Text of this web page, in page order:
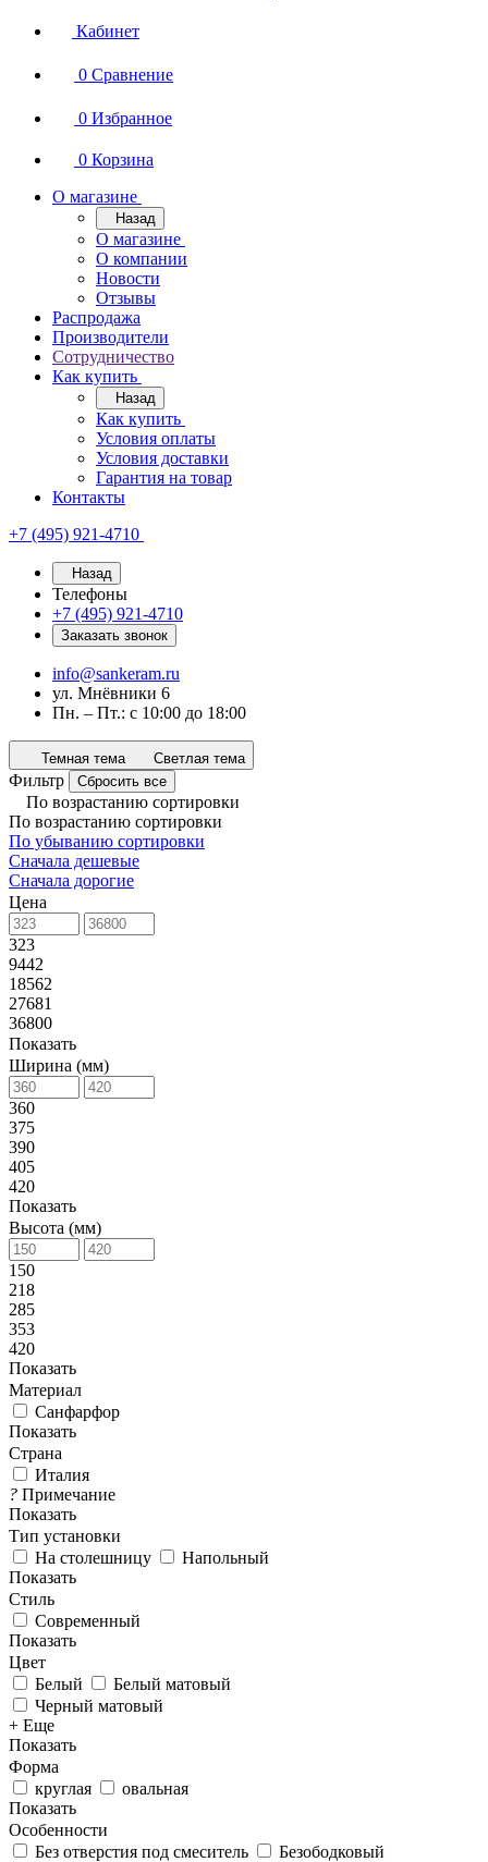
Кабинет
0 Сравнение
0 Избранное
0 Корзина
О магазине
Назад
О магазине
О компании
Новости
Отзывы
Распродажа
Производители
Сотрудничество
Как купить
Назад
Как купить
Условия оплаты
Условия доставки
Гарантия на товар
Контакты
+7 (495) 921-4710
Назад
Телефоны
+7 (495) 921-4710
Заказать звонок
info@sankeram.ru
ул. Мнёвники 6
Пн. – Пт.: с 10:00 до 18:00
Темная тема Светлая тема
Фильтр Сбросить все
По возрастанию сортировки
По возрастанию сортировки
По убыванию сортировки
Сначала дешевые
Сначала дорогие
Цена
323
9442
18562
27681
36800
Показать
Ширина (мм)
360
375
390
405
420
Показать
Высота (мм)
150
218
285
353
420
Показать
Материал
Санфарфор
Показать
Страна
Италия
? Примечание
Показать
Тип установки
На столешницу
Напольный
Показать
Стиль
Современный
Показать
Цвет
Белый
Белый матовый
Черный матовый
+ Еще
Показать
Форма
круглая
овальная
Показать
Особенности
Без отверстия под смеситель
Безободковый